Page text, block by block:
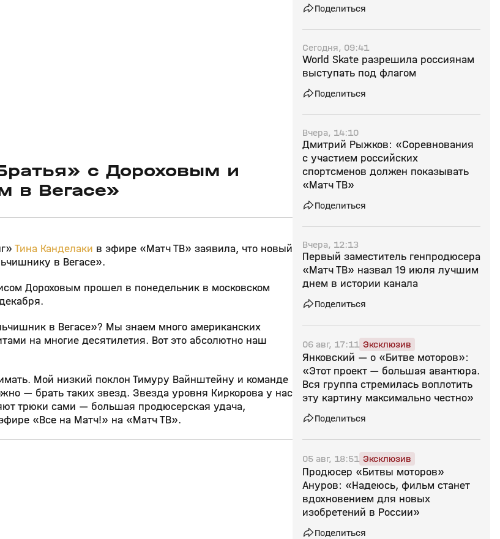
с Дороховым и
в Вегасе»
Тина Канделаки в эфире «Матч ТВ» заявила, что новый
в Вегасе».
Дороховым прошел в понедельник в московском
в Вегасе»? Мы знаем много американских
на многие десятилетия. Вот это абсолютно наш
Мой низкий поклон Тимуру Вайнштейну и команде
— брать таких звезд. Звезда уровня Киркорова у нас
трюки сами — большая продюсерская удача,
«Все на Матч!» на «Матч ТВ».
15 дек 2025, 09:33
0+
5:44
Поделиться
Сегодня, 09:41
World Skate разрешила россиянам
выступать под флагом
Поделиться
Вчера, 14:10
Дмитрий Рыжков: «Соревнования
с участием российских
спортсменов должен показывать
«Матч ТВ»
Поделиться
Вчера, 12:13
Первый заместитель генпродюсера
«Матч ТВ» назвал 19 июля лучшим
днем в истории канала
Поделиться
06 авг, 17:11 Эксклюзив
Янковский — о «Битве моторов»:
«Этот проект — большая авантюра.
Вся группа стремилась воплотить
эту картину максимально честно»
Поделиться
05 авг, 18:51 Эксклюзив
Продюсер «Битвы моторов»
Ануров: «Надеюсь, фильм станет
вдохновением для новых
изобретений в России»
Поделиться